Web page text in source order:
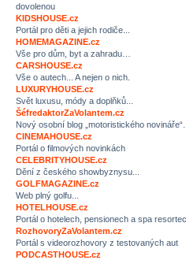
dovolenou
KIDSHOUSE.cz
Portál pro děti a jejich rodiče...
HOMEMAGAZINE.cz
Vše pro dům, byt a zahradu…
CARSHOUSE.cz
Vše o autech... A nejen o nich.
LUXURYHOUSE.cz
Svět luxusu, módy a doplňků...
ŠéfredaktorZaVolantem.cz
Nový osobní blog „motoristického novináře“.
CINEMAHOUSE.cz
Portál o filmových novinkách
CELEBRITYHOUSE.cz
Dění z českého showbyznysu...
GOLFMAGAZINE.cz
Web plný golfu...
HOTELHOUSE.cz
Portál o hotelech, pensionech a spa
RozhovoryZaVolantem.cz
Portál s videorozhovory z testovaných aut
PODCASTHOUSE.cz